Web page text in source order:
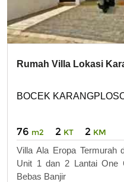
Rumah Villa Lokasi
BOCEK
76 m2 2 KT 2 KM
Villa Ala Eropa Termurah
Unit 1 dan 2 Lantai One
Bebas Banjir